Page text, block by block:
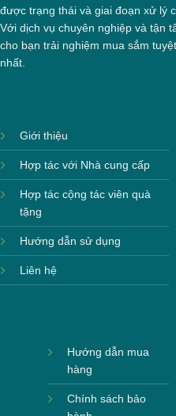
được trạng thái và giai đoạn xử lý
Với dịch vụ chuyên nghiệp và tận
cho bạn trải nghiệm mua sắm
nhất.
Giới thiệu
Hợp tác với Nhà cung cấp
Hợp tác cộng tác viên quà
tặng
Hướng dẫn sử dụng
Liên hệ
Hướng dẫn mua
hàng
Chính sách bảo